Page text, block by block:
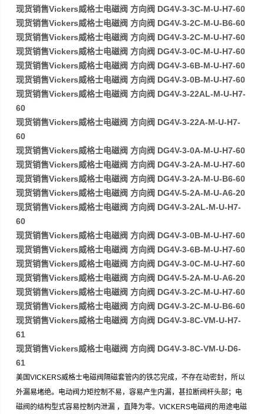
现货销售Vickers威格士电磁阀 方向阀 DG4V-3-3C-M-U-H7-60
现货销售Vickers威格士电磁阀 方向阀 DG4V-3-2C-M-U-B6-60
现货销售Vickers威格士电磁阀 方向阀 DG4V-3-2C-M-U-H7-60
现货销售Vickers威格士电磁阀 方向阀 DG4V-3-0C-M-U-H7-60
现货销售Vickers威格士电磁阀 方向阀 DG4V-3-6B-M-U-H7-60
现货销售Vickers威格士电磁阀 方向阀 DG4V-3-0B-M-U-H7-60
现货销售Vickers威格士电磁阀 方向阀 DG4V-3-22AL-M-U-H7-
60
现货销售Vickers威格士电磁阀 方向阀 DG4V-3-22A-M-U-H7-
60
现货销售Vickers威格士电磁阀 方向阀 DG4V-3-0A-M-U-H7-60
现货销售Vickers威格士电磁阀 方向阀 DG4V-3-2A-M-U-H7-60
现货销售Vickers威格士电磁阀 方向阀 DG4V-3-2A-M-U-B6-60
现货销售Vickers威格士电磁阀 方向阀 DG4V-5-2A-M-U-A6-20
现货销售Vickers威格士电磁阀 方向阀 DG4V-3-2AL-M-U-H7-
60
现货销售Vickers威格士电磁阀 方向阀 DG4V-3-0B-M-U-H7-60
现货销售Vickers威格士电磁阀 方向阀 DG4V-3-6B-M-U-H7-60
现货销售Vickers威格士电磁阀 方向阀 DG4V-3-0C-M-U-H7-60
现货销售Vickers威格士电磁阀 方向阀 DG4V-5-2A-M-U-A6-20
现货销售Vickers威格士电磁阀 方向阀 DG4V-3-2C-M-U-H7-60
现货销售Vickers威格士电磁阀 方向阀 DG4V-3-2C-M-U-B6-60
现货销售Vickers威格士电磁阀 方向阀 DG4V-3-8C-VM-U-H7-
61
现货销售Vickers威格士电磁阀 方向阀 DG4V-3-8C-VM-U-D6-
61
美国VICKERS威格士电磁阀隔磁套管内的铁芯完成，不存在动密封，所以
外漏易堵绝。电动阀力矩控制不易，容易产生内漏，甚拉断阀杆头部；电
磁阀的结构型式容易控制内泄漏 ，直降为零。VICKERS电磁阀的用途电磁